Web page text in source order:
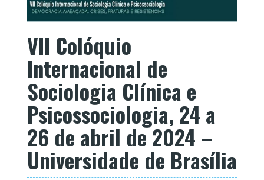
VII Colóquio
Internacional de
Sociologia Clínica e
Psicossociologia, 24 a
26 de abril de 2024 –
Universidade de Brasília